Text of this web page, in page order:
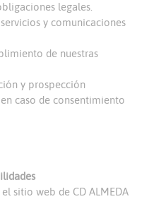
legales.
y comunicaciones
de nuestras
y prospección
caso de consentimiento
sitio web de CD ALMEDA